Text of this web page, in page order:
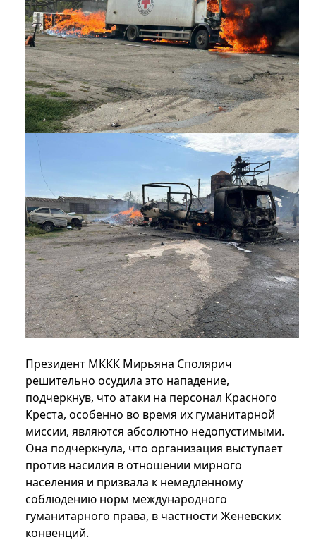
Президент МККК Мирьяна Сполярич
решительно осудила это нападение,
подчеркнув, что атаки на персонал Красного
Креста, особенно во время их гуманитарной
миссии, являются абсолютно недопустимыми.
Она подчеркнула, что организация выступает
против насилия в отношении мирного
населения и призвала к немедленному
соблюдению норм международного
гуманитарного права, в частности Женевских
конвенций.